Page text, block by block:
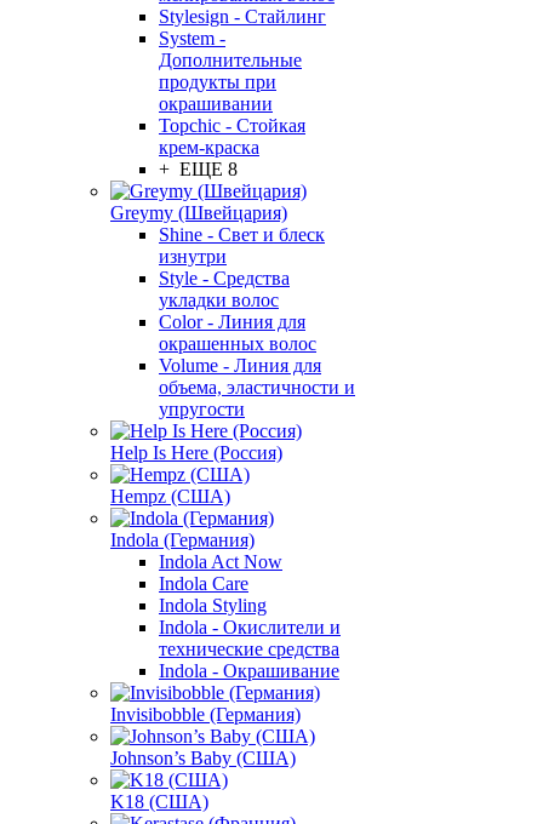
Stylesign - Стайлинг
System -
Дополнительные
продукты при
окрашивании
Topchic - Стойкая
крем-краска
+ ЕЩЕ 8
Greymy (Швейцария)
Shine - Свет и блеск
изнутри
Style - Средства
укладки волос
Color - Линия для
окрашенных волос
Volume - Линия для
объема, эластичности и
упругости
Help Is Here (Россия)
Hempz (США)
Indola (Германия)
Indola Act Now
Indola Care
Indola Styling
Indola - Окислители и
технические средства
Indola - Окрашивание
Invisibobble (Германия)
Johnson’s Baby (США)
K18 (США)